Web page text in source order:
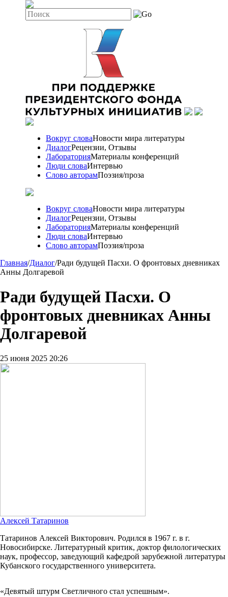
Вокруг словаНовости мира литературы
ДиалогРецензии, Отзывы
ЛабораторияМатериалы конференций
Люди словаИнтервью
Слово авторамПоэзия/проза
Вокруг словаНовости мира литературы
ДиалогРецензии, Отзывы
ЛабораторияМатериалы конференций
Люди словаИнтервью
Слово авторамПоэзия/проза
Главная/Диалог/Ради будущей Пасхи. О фронтовых дневниках
Анны Долгаревой
Ради будущей Пасхи. О
фронтовых дневниках Анны
Долгаревой
25 июня 2025 20:26
Алексей Татаринов
Татаринов Алексей Викторович. Родился в 1967 г. в г.
Новосибирске. Литературный критик, доктор филологических
наук, профессор, заведующий кафедрой зарубежной литературы
Кубанского государственного университета.
«Девятый штурм Светличного стал успешным».